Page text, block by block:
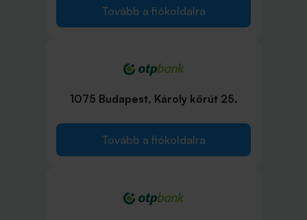
Tovább a fiókoldalra
1075 Budapest, Károly körút 25.
Tovább a fiókoldalra